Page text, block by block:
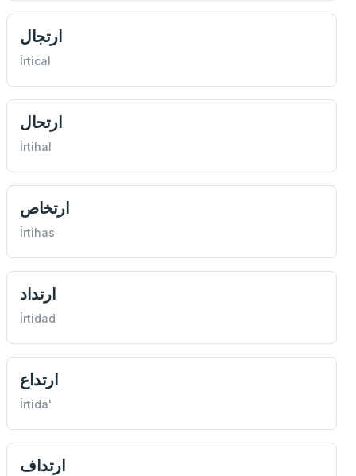
ارتجال
İrtical
ارتحال
İrtihal
ارتخاص
İrtihas
ارتداد
İrtidad
ارتداع
İrtida'
ارتداف